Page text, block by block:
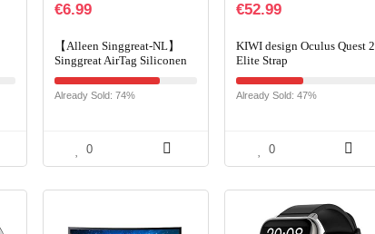
€6.99
【Alleen Singgreat-NL】
Singgreat AirTag Siliconen
Hoesje 6 Pack, AirTag
Houders Compatibel met
Apple AirTag
Already Sold: 74%
0
€52.99
KIWI design Oculus Quest 2
Elite Strap
Already Sold: 47%
0